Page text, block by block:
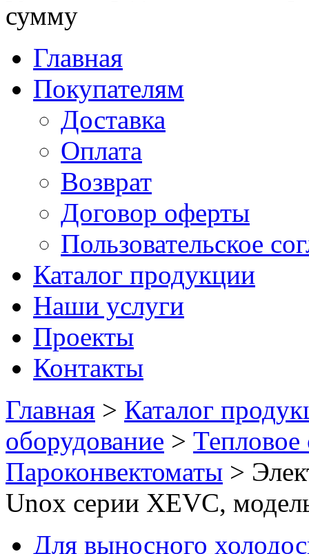
сумму
Главная
Покупателям
Доставка
Оплата
Возврат
Договор оферты
Пользовательское
Каталог продукции
Наши услуги
Проекты
Контакты
Главная > Каталог
оборудование > Тепловое
Пароконвектоматы >
Unox серии XEVC,
Для выносного